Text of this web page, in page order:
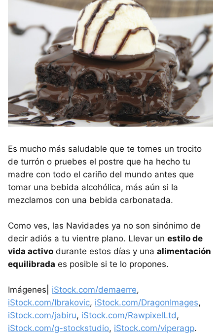
Es mucho más saludable que te tomes un trocito
de turrón o pruebes el postre que ha hecho tu
madre con todo el cariño del mundo antes que
tomar una bebida alcohólica, más aún si la
mezclamos con una bebida carbonatada.
Como ves, las Navidades ya no son sinónimo de
decir adiós a tu vientre plano. Llevar un estilo de
vida activo durante estos días y una alimentación
equilibrada es posible si te lo propones.
Imágenes| iStock.com/demaerre,
iStock.com/Ibrakovic, iStock.com/DragonImages,
iStock.com/jabiru, iStock.com/RawpixelLtd,
iStock.com/g-stockstudio, iStock.com/viperagp.